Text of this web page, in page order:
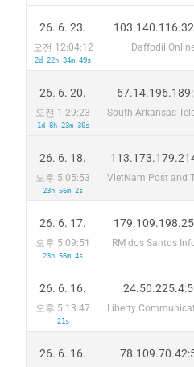
26. 6. 23.
오전 12:04:12
2d 22h 34m 49s
Daffodil
26. 6. 20.
오전 1:29:23
1d 8h 23m 30s
26. 6. 18.
오후 5:05:53
23h 56m 2s
26. 6. 17.
오후 5:09:51
23h 56m 4s
RM dos Santos
26. 6. 16.
오후 5:13:47
21s
26. 6. 16.